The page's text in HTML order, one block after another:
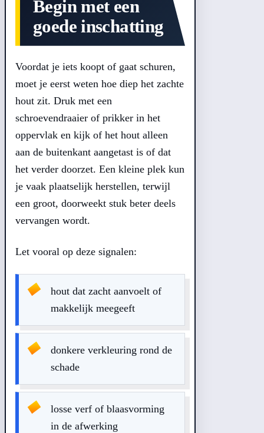
Begin met een
goede inschatting
Voordat je iets koopt of gaat schuren,
moet je eerst weten hoe diep het zachte
hout zit. Druk met een
schroevendraaier of prikker in het
oppervlak en kijk of het hout alleen
aan de buitenkant aangetast is of dat
het verder doorzet. Een kleine plek kun
je vaak plaatselijk herstellen, terwijl
een groot, doorweekt stuk beter deels
vervangen wordt.
Let vooral op deze signalen:
hout dat zacht aanvoelt of
makkelijk meegeeft
donkere verkleuring rond de
schade
losse verf of blaasvorming
in de afwerking